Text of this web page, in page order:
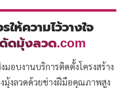
ห้ความไว้วางใจ
ดมุ้งลวด.com
มอบงานบริการติดตั้งโครงสร้าง
มุ้งลวดด้วยช่างฝีมือคุณภาพสูง